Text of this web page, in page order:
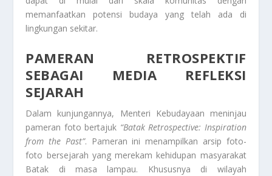
memanfaatkan potensi budaya yang telah ada di
lingkungan sekitar.
PAMERAN RETROSPEKTIF
SEBAGAI MEDIA REFLEKSI
SEJARAH
Dalam kunjungannya, Menteri Kebudayaan meninjau
pameran foto bertajuk “Batak Retrospective: Inspiration
from the Past”. Pameran ini menampilkan arsip foto-
foto bersejarah yang merekam kehidupan masyarakat
Batak di masa lampau. Khususnya di wilayah